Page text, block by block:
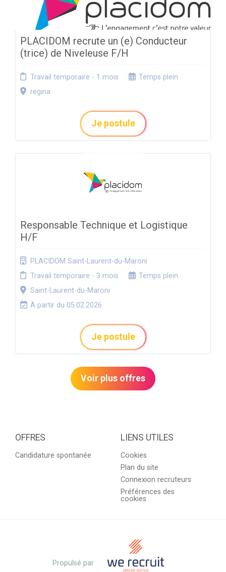
PLACIDOM recrute un (e) Conducteur
(trice) de Niveleuse F/H
Travail temporaire - 1 mois
Temps plein
regina
Je postule
Responsable Technique et Logistique
H/F
PLACIDOM Saint-Laurent-du-Maroni
Travail temporaire - 3 mois
Temps plein
Saint-Laurent-du-Maroni
À partir du 05.02.2026
Je postule
Voir plus offres
OFFRES
Candidature spontanée
LIENS UTILES
Cookies
Plan du site
Connexion recruteurs
Préférences des
cookies
Propulsé par